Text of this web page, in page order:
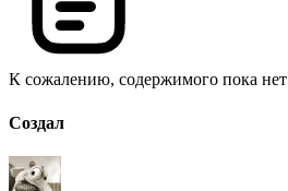
К сожалению, содержимого пока нет
Создал